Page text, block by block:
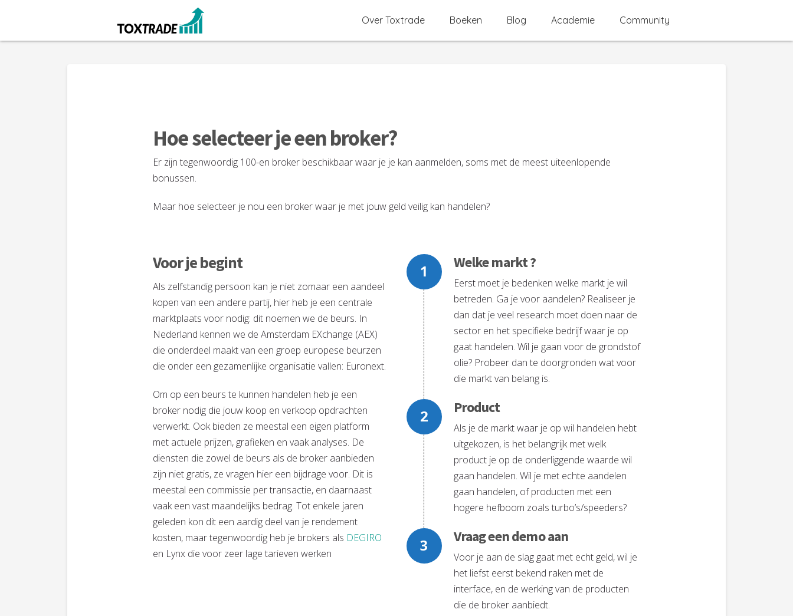
Over Toxtrade Boeken Blog Academie Community
Hoe selecteer je een broker?
Er zijn tegenwoordig 100-en broker beschikbaar waar je je kan aanmelden, soms met de meest uiteenlopende
bonussen.
Maar hoe selecteer je nou een broker waar je met jouw geld veilig kan handelen?
Voor je begint
Als zelfstandig persoon kan je niet zomaar een aandeel
kopen van een andere partij, hier heb je een centrale
marktplaats voor nodig: dit noemen we de beurs. In
Nederland kennen we de Amsterdam EXchange (AEX)
die onderdeel maakt van een groep europese beurzen
die onder een gezamenlijke organisatie vallen: Euronext.
Om op een beurs te kunnen handelen heb je een
broker nodig die jouw koop en verkoop opdrachten
verwerkt. Ook bieden ze meestal een eigen platform
met actuele prijzen, grafieken en vaak analyses. De
diensten die zowel de beurs als de broker aanbieden
zijn niet gratis, ze vragen hier een bijdrage voor. Dit is
meestal een commissie per transactie, en daarnaast
vaak een vast maandelijks bedrag. Tot enkele jaren
geleden kon dit een aardig deel van je rendement
kosten, maar tegenwoordig heb je brokers als DEGIRO
en Lynx die voor zeer lage tarieven werken
Welke markt ?
Eerst moet je bedenken welke markt je wil
betreden. Ga je voor aandelen? Realiseer je
dan dat je veel research moet doen naar de
sector en het specifieke bedrijf waar je op
gaat handelen. Wil je gaan voor de grondstof
olie? Probeer dan te doorgronden wat voor
die markt van belang is.
Product
Als je de markt waar je op wil handelen hebt
uitgekozen, is het belangrijk met welk
product je op de onderliggende waarde wil
gaan handelen. Wil je met echte aandelen
gaan handelen, of producten met een
hogere hefboom zoals turbo’s/speeders?
Vraag een demo aan
Voor je aan de slag gaat met echt geld, wil je
het liefst eerst bekend raken met de
interface, en de werking van de producten
die de broker aanbiedt.